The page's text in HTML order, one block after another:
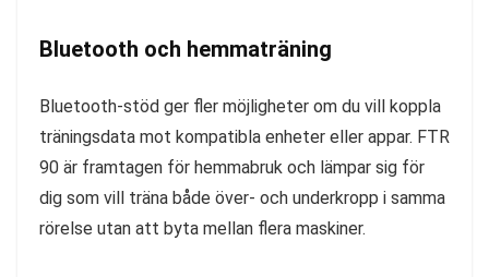
Bluetooth och hemmaträning
Bluetooth-stöd ger fler möjligheter om du vill koppla
träningsdata mot kompatibla enheter eller appar. FTR
90 är framtagen för hemmabruk och lämpar sig för
dig som vill träna både över- och underkropp i samma
rörelse utan att byta mellan flera maskiner.